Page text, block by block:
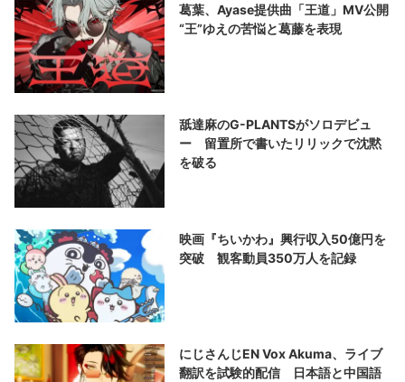
葛葉、Ayase提供曲「王道」MV公開
“王”ゆえの苦悩と葛藤を表現
舐達麻のG-PLANTSがソロデビュ
ー 留置所で書いたリリックで沈黙
を破る
映画『ちいかわ』興行収入50億円を
突破 観客動員350万人を記録
にじさんじEN Vox Akuma、ライブ
翻訳を試験的配信 日本語と中国語